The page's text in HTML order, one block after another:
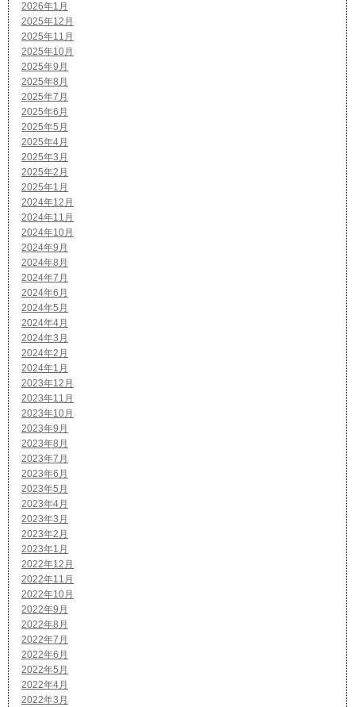
2026年1月
2025年12月
2025年11月
2025年10月
2025年9月
2025年8月
2025年7月
2025年6月
2025年5月
2025年4月
2025年3月
2025年2月
2025年1月
2024年12月
2024年11月
2024年10月
2024年9月
2024年8月
2024年7月
2024年6月
2024年5月
2024年4月
2024年3月
2024年2月
2024年1月
2023年12月
2023年11月
2023年10月
2023年9月
2023年8月
2023年7月
2023年6月
2023年5月
2023年4月
2023年3月
2023年2月
2023年1月
2022年12月
2022年11月
2022年10月
2022年9月
2022年8月
2022年7月
2022年6月
2022年5月
2022年4月
2022年3月